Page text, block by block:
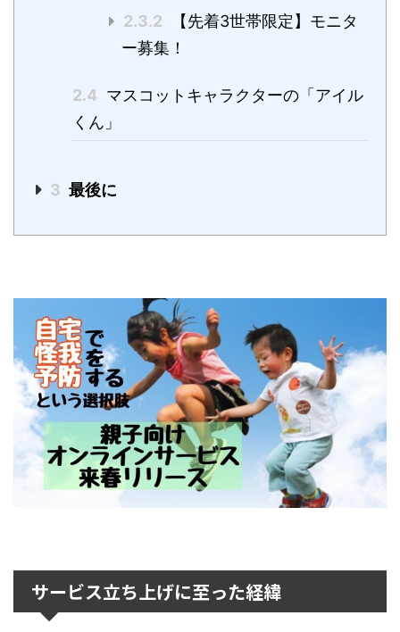
2.3.2
【先着3世帯限定】モニタ
ー募集！
2.4 マスコットキャラクターの「アイル
くん」
3 最後に
サービス立ち上げに至った経緯